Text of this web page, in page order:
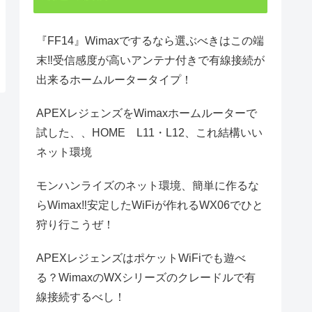
『FF14』Wimaxでするなら選ぶべきはこの端
末‼受信感度が高いアンテナ付きで有線接続が
出来るホームルータータイプ！
APEXレジェンズをWimaxホームルーターで
試した、、HOME L11・L12、これ結構いい
ネット環境
モンハンライズのネット環境、簡単に作るな
らWimax‼安定したWiFiが作れるWX06でひと
狩り行こうぜ！
APEXレジェンズはポケットWiFiでも遊べ
る？WimaxのWXシリーズのクレードルで有
線接続するべし！